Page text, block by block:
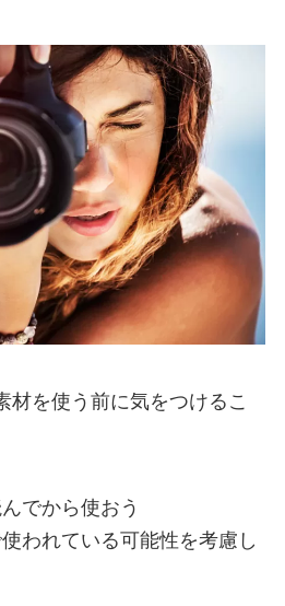
材を使う前に気をつけるこ
でから使おう
われている可能性を考慮し